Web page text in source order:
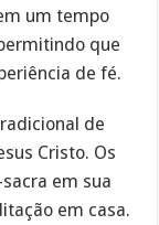
um tempo
que
de fé.
de
Cristo. Os
em sua
em casa.